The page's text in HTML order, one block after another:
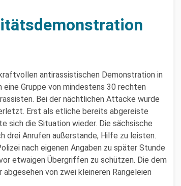
antirassistischen Demonstration in
eine Gruppe von mindestens 30 rechten
Bei der nächtlichen Attacke wurde
Erst als etliche bereits abgereiste
sich die Situation wieder. Die sächsische
drei Anrufen außerstande, Hilfe zu leisten.
nach eigenen Angaben zu später Stunde
etwaigen Übergriffen zu schützen. Die dem
von zwei kleineren Rangeleien